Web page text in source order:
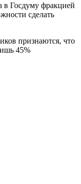
в Госдуму фракцией
сделать
признаются, что
45%